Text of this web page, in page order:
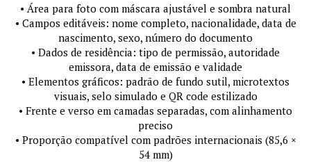
• Área para foto com máscara ajustável e sombra natural
• Campos editáveis: nome completo, nacionalidade, data de
nascimento, sexo, número do documento
• Dados de residência: tipo de permissão, autoridade
emissora, data de emissão e validade
• Elementos gráficos: padrão de fundo sutil, microtextos
visuais, selo simulado e QR code estilizado
• Frente e verso em camadas separadas, com alinhamento
preciso
• Proporção compatível com padrões internacionais (85,6 ×
54 mm)